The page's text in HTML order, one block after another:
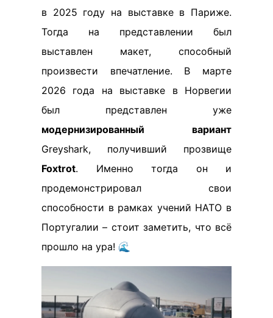
в 2025 году на выставке в Париже.
Тогда на представлении был
выставлен макет, способный
произвести впечатление. В марте
2026 года на выставке в Норвегии
был представлен уже
модернизированный вариант
Greyshark, получивший прозвище
Foxtrot. Именно тогда он и
продемонстрировал свои
способности в рамках учений НАТО в
Португалии – стоит заметить, что всё
прошло на ура! 🌊